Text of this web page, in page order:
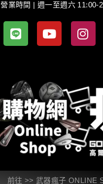
營業時間 | 週一至週六 11:00-
前往 >> 武器瘋子 ONLINE